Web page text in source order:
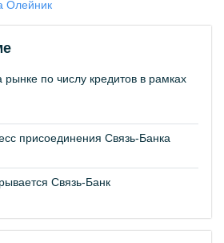
Олейник
по числу кредитов в рамках
присоединения Связь-Банка
Связь-Банк